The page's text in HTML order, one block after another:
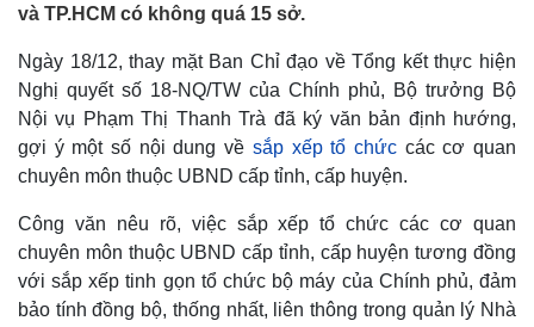
Nhận diện sự thật
Dấu ấn VOV
Biển đảo
và TP.HCM có không quá 15 sở.
Ngày 18/12, thay mặt Ban Chỉ đạo về Tổng kết thực hiện
Nghị quyết số 18-NQ/TW của Chính phủ, Bộ trưởng Bộ
Nội vụ Phạm Thị Thanh Trà đã ký văn bản định hướng,
gợi ý một số nội dung về sắp xếp tổ chứccác cơ quan
chuyên môn thuộc UBND cấp tỉnh, cấp huyện.
Công văn nêu rõ, việc sắp xếp tổ chức các cơ quan
chuyên môn thuộc UBND cấp tỉnh, cấp huyện tương đồng
với sắp xếp tinh gọn tổ chức bộ máy của Chính phủ, đảm
bảo tính đồng bộ, thống nhất, liên thông trong quản lý Nhà